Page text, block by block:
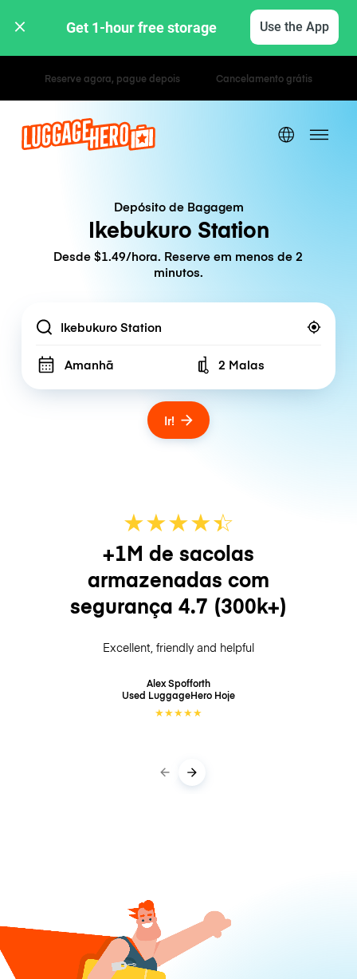
Get 1-hour free storage Use the App
Tarifas horárias / diárias
Depósito de Bagagem
Ikebukuro Station
Desde $1.49/hora. Reserve em menos de 2
minutos.
Location
Amanhã Number of bags
2 Malas
Ir!
★★★★☆
★
+1M de sacolas
armazenadas com
segurança 4.7 (300k+)
Excellent, friendly and helpful
Alex Spofforth
Used LuggageHero Hoje
★★★★★